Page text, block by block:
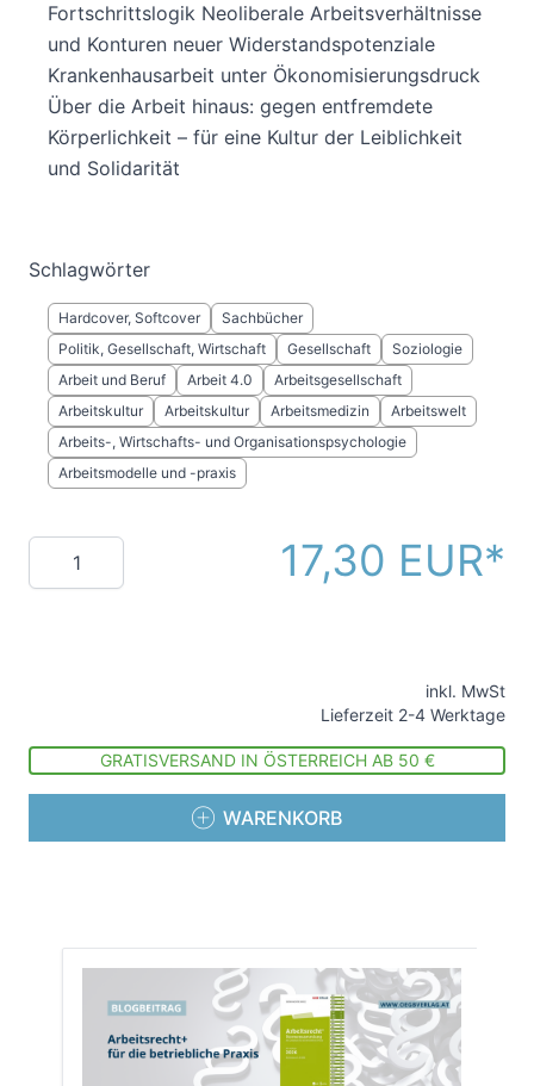
Fortschrittslogik Neoliberale Arbeitsverhältnisse
und Konturen neuer Widerstandspotenziale
Krankenhausarbeit unter Ökonomisierungsdruck
Über die Arbeit hinaus: gegen entfremdete
Körperlichkeit – für eine Kultur der Leiblichkeit
und Solidarität
Schlagwörter
Hardcover, Softcover
Sachbücher
Politik, Gesellschaft, Wirtschaft
Gesellschaft
Soziologie
Arbeit und Beruf
Arbeit 4.0
Arbeitsgesellschaft
Arbeitskultur
Arbeitskultur Arbeitsmedizin
Arbeitswelt
Arbeits-, Wirtschafts- und Organisationspsychologie
Arbeitsmodelle und -praxis
Menge 17,30 EUR
inkl. MwSt
Lieferzeit 2-4 Werktage
GRATISVERSAND IN ÖSTERREICH AB 50 €
WARENKORB